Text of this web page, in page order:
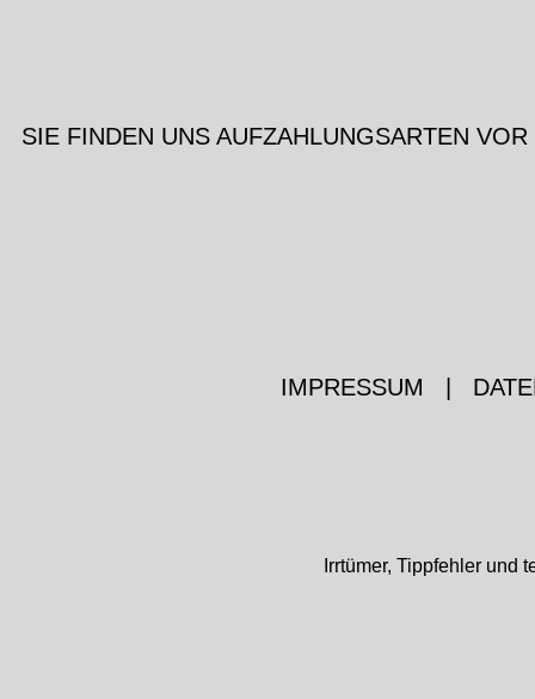
SIE FINDEN UNS AUFZAHLUNGSARTEN VOR
IMPRESSUM
Irrtümer, Tippfehler und